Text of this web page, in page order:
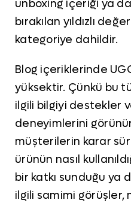
unboxing içeriği ya
bırakılan yıldızlı
kategoriye dahildir.
Blog içeriklerinde
yüksektir. Çünkü bu
ilgili bilgiyi destekler
deneyimlerini
müşterilerin karar
ürünün nasıl
bir katkı sunduğu ya
ilgili samimi görüşler,